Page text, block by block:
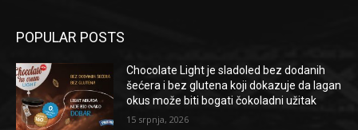
POPULAR POSTS
Chocolate Light je sladoled bez dodanih
šećera i bez glutena koji dokazuje da lagan
okus može biti bogati čokoladni užitak
15 srpnja, 2026